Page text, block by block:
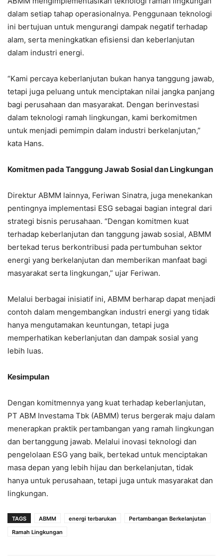
dalam setiap tahap operasionalnya. Penggunaan teknologi
ini bertujuan untuk mengurangi dampak negatif terhadap
alam, serta meningkatkan efisiensi dan keberlanjutan
dalam industri energi.
“Kami percaya keberlanjutan bukan hanya tanggung jawab,
tetapi juga peluang untuk menciptakan nilai jangka panjang
bagi perusahaan dan masyarakat. Dengan berinvestasi
dalam teknologi ramah lingkungan, kami berkomitmen
untuk menjadi pemimpin dalam industri berkelanjutan,”
kata Hans.
Komitmen pada Tanggung Jawab Sosial dan Lingkungan
Direktur ABMM lainnya, Feriwan Sinatra, juga menekankan
pentingnya implementasi ESG sebagai bagian integral dari
strategi bisnis perusahaan. “Dengan komitmen kuat
terhadap keberlanjutan dan tanggung jawab sosial, ABMM
bertekad terus berkontribusi pada pertumbuhan sektor
energi yang berkelanjutan dan memberikan manfaat bagi
masyarakat serta lingkungan,” ujar Feriwan.
Melalui berbagai inisiatif ini, ABMM berharap dapat menjadi
contoh dalam mengembangkan industri energi yang tidak
hanya mengutamakan keuntungan, tetapi juga
memperhatikan keberlanjutan dan dampak sosial yang
lebih luas.
Kesimpulan
Dengan komitmennya yang kuat terhadap keberlanjutan,
PT ABM Investama Tbk (ABMM) terus bergerak maju dalam
menerapkan praktik pertambangan yang ramah lingkungan
dan bertanggung jawab. Melalui inovasi teknologi dan
pengelolaan ESG yang baik, bertekad untuk menciptakan
masa depan yang lebih hijau dan berkelanjutan, tidak
hanya untuk perusahaan, tetapi juga untuk masyarakat dan
lingkungan.
TAGS ABMM energi terbarukan
Pertambangan Berkelanjutan
Ramah Lingkungan